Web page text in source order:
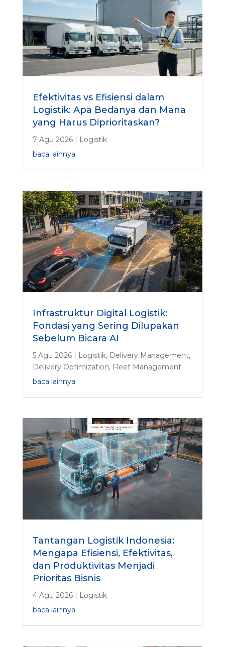
d
u
s
t
r
i
Efektivitas vs Efisiensi dalam
Logistik: Apa Bedanya dan Mana
yang Harus Diprioritaskan?
7 Agu 2026| Logistik
baca lainnya
Infrastruktur Digital Logistik:
Fondasi yang Sering Dilupakan
Sebelum Bicara AI
5 Agu 2026| Logistik, Delivery Management,
Delivery Optimization, Fleet Management
baca lainnya
Tantangan Logistik Indonesia:
Mengapa Efisiensi, Efektivitas,
dan Produktivitas Menjadi
Prioritas Bisnis
4 Agu 2026| Logistik
baca lainnya